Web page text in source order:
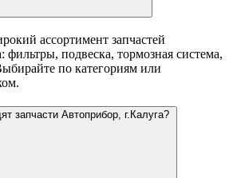
ассортимент запчастей
фильтры, подвеска, тормозная система,
по категориям или
запчасти Автоприбор, г.Калуга?